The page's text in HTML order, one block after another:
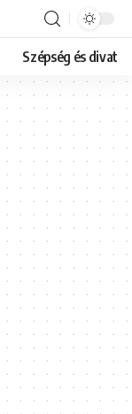
Szépség és divat